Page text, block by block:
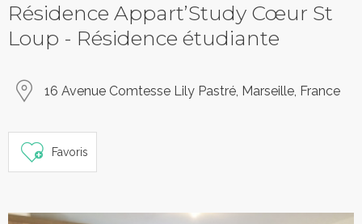
Résidence Appart’Study Cœur St
Loup - Résidence étudiante
16 Avenue Comtesse Lily Pastré, Marseille, France
Favoris